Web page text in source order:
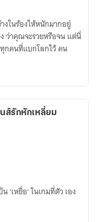
งในร้องไห้หนักมากอยู่
ว่าคุณจะรวยหรือจน แต่นี่
กคนที่แบกโลกไว้ คน
ส์รักหักเหลี่ยม
'เหยื่อ' ในเกมที่ตัว เอง